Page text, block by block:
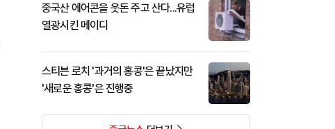
중국산 에어콘을 웃돈 주고 산다...유럽
열광시킨 메이디
스티븐 로치 '과거의 홍콩'은 끝났지만
'새로운 홍콩'은 진행중